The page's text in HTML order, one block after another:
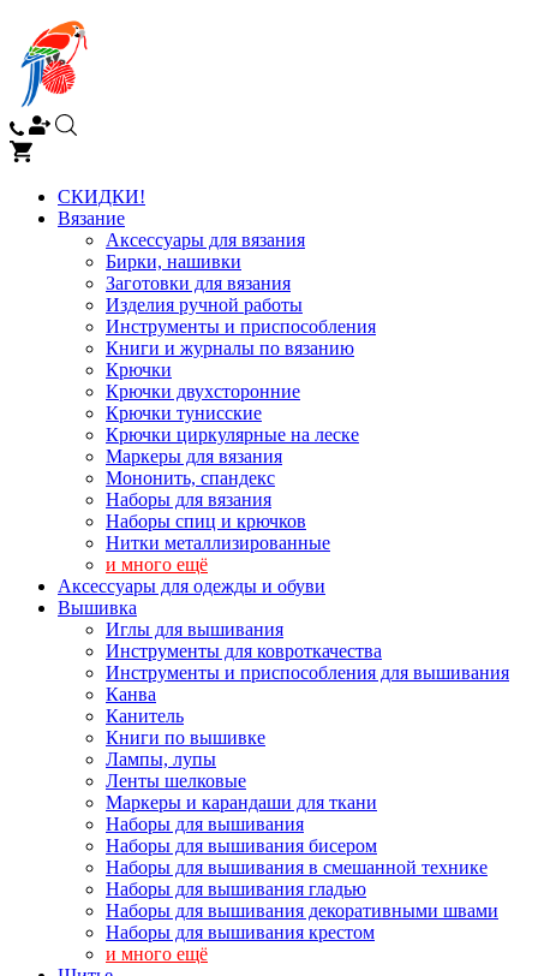
СКИДКИ!
Вязание
Аксессуары для вязания
Бирки, нашивки
Заготовки для вязания
Изделия ручной работы
Инструменты и приспособления
Книги и журналы по вязанию
Крючки
Крючки двухсторонние
Крючки тунисские
Крючки циркулярные на леске
Маркеры для вязания
Мононить, спандекс
Наборы для вязания
Наборы спиц и крючков
Нитки металлизированные
и много ещё
Аксессуары для одежды и обуви
Вышивка
Иглы для вышивания
Инструменты для ковроткачества
Инструменты и приспособления для вышивания
Канва
Канитель
Книги по вышивке
Лампы, лупы
Ленты шелковые
Маркеры и карандаши для ткани
Наборы для вышивания
Наборы для вышивания бисером
Наборы для вышивания в смешанной технике
Наборы для вышивания гладью
Наборы для вышивания декоративными швами
Наборы для вышивания крестом
и много ещё